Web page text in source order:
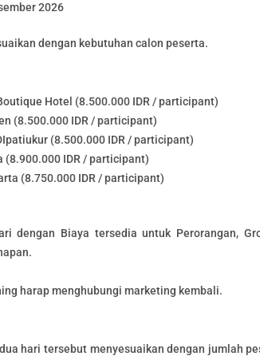
2026
dengan kebutuhan calon peserta.
Hotel (8.500.000 IDR / participant)
(8.500.000 IDR / participant)
(8.500.000 IDR / participant)
(8.900.000 IDR / participant)
(8.750.000 IDR / participant)
dengan Biaya tersedia untuk Perorangan,
harap menghubungi marketing kembali.
hari tersebut menyesuaikan dengan jumlah